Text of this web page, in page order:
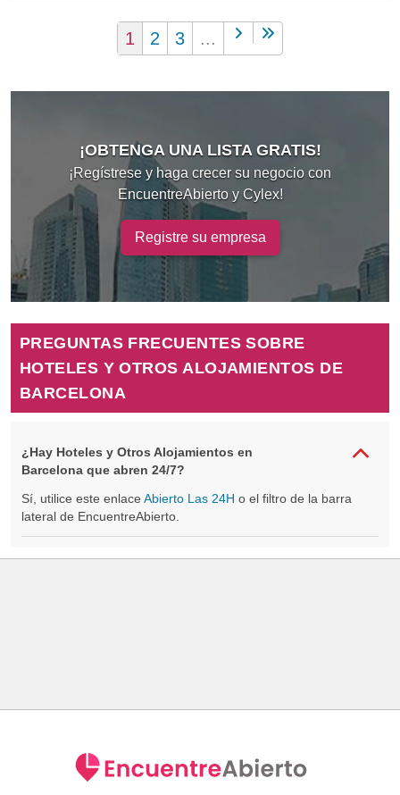
1 2 3 ...
¡OBTENGA UNA LISTA GRATIS!
¡Regístrese y haga crecer su negocio con
EncuentreAbierto y Cylex!
Registre su empresa
PREGUNTAS FRECUENTES SOBRE
HOTELES Y OTROS ALOJAMIENTOS DE
BARCELONA
¿Hay Hoteles y Otros Alojamientos en
Barcelona que abren 24/7?
Sí, utilice este enlace Abierto Las 24H o el filtro de la barra
lateral de EncuentreAbierto.